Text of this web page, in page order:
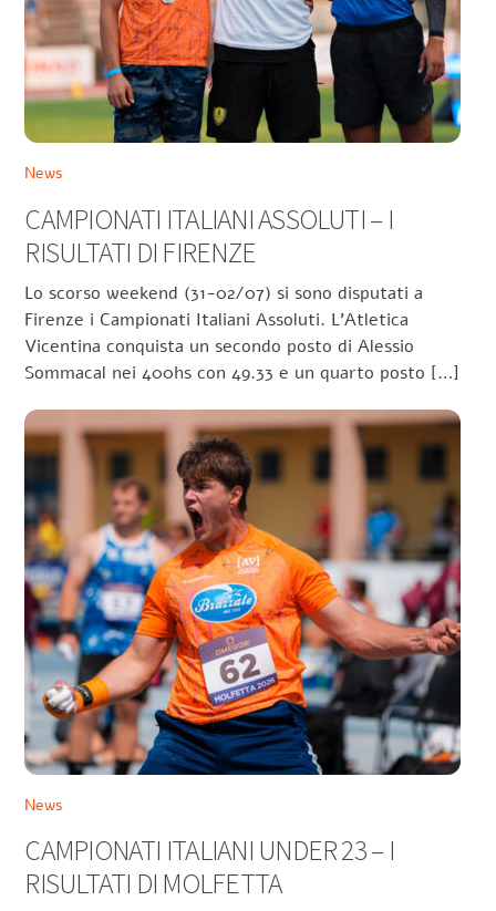
News
CAMPIONATI ITALIANI ASSOLUTI – I
RISULTATI DI FIRENZE
Lo scorso weekend (31-02/07) si sono disputati a
Firenze i Campionati Italiani Assoluti. L’Atletica
Vicentina conquista un secondo posto di Alessio
Sommacal nei 400hs con 49.33 e un quarto posto […]
News
CAMPIONATI ITALIANI UNDER 23 – I
RISULTATI DI MOLFETTA